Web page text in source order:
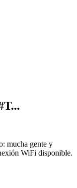
mucha gente y
WiFi disponible.